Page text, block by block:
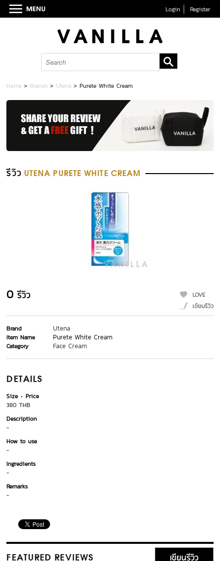
Login Register
Home > Brands > Utena >Purete White Cream
รีวิว UTENA PURETE WHITE CREAM
0 รีวิว
LOVE
เขียนรีวิว
Brand Utena
Item Name Purete White Cream
Category Face Cream
DETAILS
Size
Price
380 THB
Description
-
How to use
-
Ingredients
-
Remarks
-
FEATURED REVIEWS